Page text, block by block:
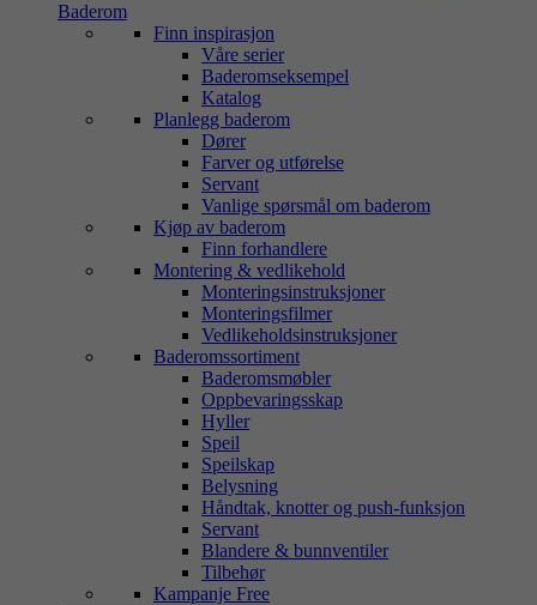
Baderom
Finn inspirasjon
Våre serier
Baderomseksempel
Katalog
Planlegg baderom
Dører
Farver og utførelse
Servant
Vanlige spørsmål om baderom
Kjøp av baderom
Finn forhandlere
Montering & vedlikehold
Monteringsinstruksjoner
Monteringsfilmer
Vedlikeholdsinstruksjoner
Baderomssortiment
Baderomsmøbler
Oppbevaringsskap
Hyller
Speil
Speilskap
Belysning
Håndtak, knotter og push-funksjon
Servant
Blandere & bunnventiler
Tilbehør
Kampanje Free